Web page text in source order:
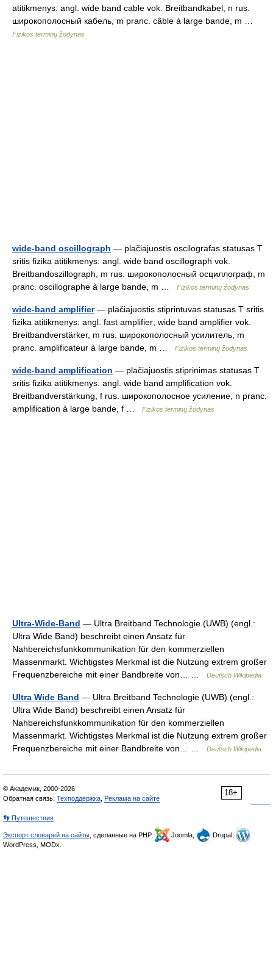
atitikmenys: angl. wide band cable vok. Breitbandkabel, n rus.
широкополосный кабель, m pranc. câble à large bande, m …
Fizikos terminų žodynas
wide-band oscillograph — plačiajuostis oscilografas statusas T
sritis fizika atitikmenys: angl. wide band oscillograph vok.
Breitbandoszillograph, m rus. широкополосный осциллограф, m
pranc. oscillographe à large bande, m …
Fizikos terminų žodynas
wide-band amplifier— plačiajuostis stiprintuvas statusas T sritis
fizika atitikmenys: angl. fast amplifier; wide band amplifier vok.
Breitbandverstärker, m rus. широкополосный усилитель, m
pranc. amplificateur à large bande, m …
Fizikos terminų žodynas
wide-band amplification — plačiajuostis stiprinimas statusas T
sritis fizika atitikmenys: angl. wide band amplification vok.
Breitbandverstärkung, f rus. широкополосное усиление, n pranc.
amplification à large bande, f …
Fizikos terminų žodynas
Ultra-Wide-Band — Ultra Breitband Technologie (UWB) (engl.:
Ultra Wide Band) beschreibt einen Ansatz für
Nahbereichsfunkkommunikation für den kommerziellen
Massenmarkt. Wichtigstes Merkmal ist die Nutzung extrem großer
Frequenzbereiche mit einer Bandbreite von… …
Deutsch Wikipedia
Ultra Wide Band — Ultra Breitband Technologie (UWB) (engl.:
Ultra Wide Band) beschreibt einen Ansatz für
Nahbereichsfunkkommunikation für den kommerziellen
Massenmarkt. Wichtigstes Merkmal ist die Nutzung extrem großer
Frequenzbereiche mit einer Bandbreite von… …
Deutsch Wikipedia
18+
© Академик, 2000-2026
Обратная связь: Техподдержка Реклама на сайте
👣 Путешествия
Экспорт словарей на сайты , сделанные на PHP, Joomla,
Drupal,
WordPress, MODx.